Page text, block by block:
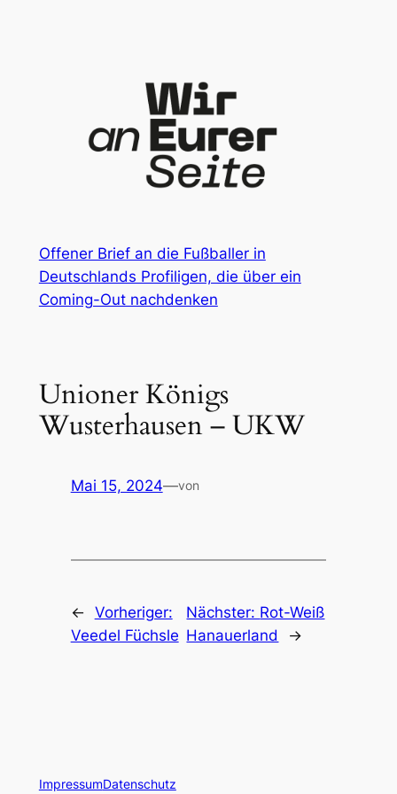
Offener Brief an die Fußballer in
Deutschlands Profiligen, die über ein
Coming-Out nachdenken
Unioner Königs
Wusterhausen – UKW
Mai 15, 2024—von
← Vorheriger:
Veedel Füchsle
Nächster: Rot-Weiß
Hanauerland
→
ImpressumDatenschutz